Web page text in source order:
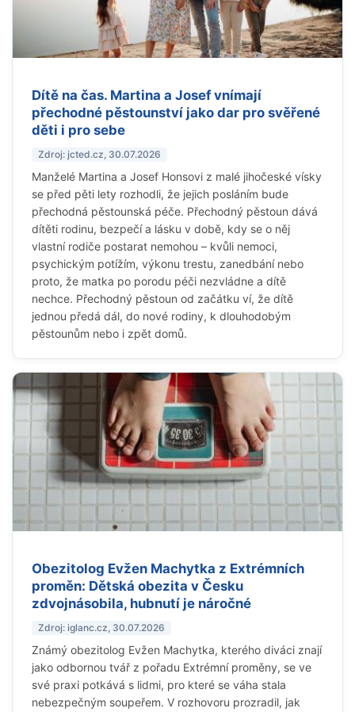
Dítě na čas. Martina a Josef vnímají
přechodné pěstounství jako dar pro svěřené
děti i pro sebe
Zdroj: jcted.cz, 30.07.2026
Manželé Martina a Josef Honsovi z malé jihočeské vísky
se před pěti lety rozhodli, že jejich posláním bude
přechodná pěstounská péče. Přechodný pěstoun dává
dítěti rodinu, bezpečí a lásku v době, kdy se o něj
vlastní rodiče postarat nemohou – kvůli nemoci,
psychickým potížím, výkonu trestu, zanedbání nebo
proto, že matka po porodu péči nezvládne a dítě
nechce. Přechodný pěstoun od začátku ví, že dítě
jednou předá dál, do nové rodiny, k dlouhodobým
pěstounům nebo i zpět domů.
Obezitolog Evžen Machytka z Extrémních
proměn: Dětská obezita v Česku
zdvojnásobila, hubnutí je náročné
Zdroj: iglanc.cz, 30.07.2026
Známý obezitolog Evžen Machytka, kterého diváci znají
jako odbornou tvář z pořadu Extrémní proměny, se ve
své praxi potkává s lidmi, pro které se váha stala
nebezpečným soupeřem. V rozhovoru prozradil, jak